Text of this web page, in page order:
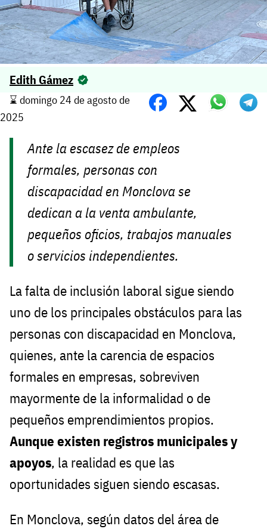
Edith Gámez
⌛️ domingo 24 de agosto de
2025
Ante la escasez de empleos
formales, personas con
discapacidad en Monclova se
dedican a la venta ambulante,
pequeños oficios, trabajos manuales
o servicios independientes.
La falta de inclusión laboral sigue siendo
uno de los principales obstáculos para las
personas con discapacidad en Monclova,
quienes, ante la carencia de espacios
formales en empresas, sobreviven
mayormente de la informalidad o de
pequeños emprendimientos propios.
Aunque existen registros municipales y
apoyos, la realidad es que las
oportunidades siguen siendo escasas.
En Monclova, según datos del área de